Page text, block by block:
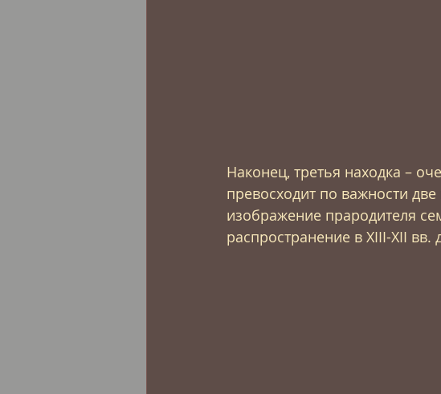
Наконец, третья находка –
превосходит по важности
изображение прародителя
распространение в XIII-XII